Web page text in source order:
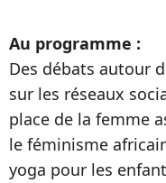
Au programme :
Des débats autour
sur les réseaux
place de la femme
le féminisme
yoga pour les